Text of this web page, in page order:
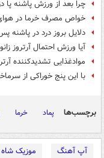
چرا بعد از ورزش پاشنه پا
خواص مصرف خرما در
دلایل بروز درد در
آیا ورزش احتمال آرتروز
موادغذایی‌ تشدیدکننده
با این پنج خوراکی از
برچسب‌ها پماد خرما
آپ آهنگ موزیک شاه